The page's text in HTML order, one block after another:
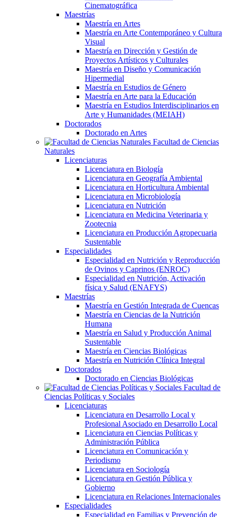
Cinematográfica
Maestrías
Maestría en Artes
Maestría en Arte Contemporáneo y Cultura
Visual
Maestría en Dirección y Gestión de
Proyectos Artísticos y Culturales
Maestría en Diseño y Comunicación
Hipermedial
Maestría en Estudios de Género
Maestría en Arte para la Educación
Maestría en Estudios Interdisciplinarios en
Arte y Humanidades (MEIAH)
Doctorados
Doctorado en Artes
Facultad de Ciencias
Naturales
Licenciaturas
Licenciatura en Biología
Licenciatura en Geografía Ambiental
Licenciatura en Horticultura Ambiental
Licenciatura en Microbiología
Licenciatura en Nutrición
Licenciatura en Medicina Veterinaria y
Zootecnia
Licenciatura en Producción Agropecuaria
Sustentable
Especialidades
Especialidad en Nutrición y Reproducción
de Ovinos y Caprinos (ENROC)
Especialidad en Nutrición, Activación
física y Salud (ENAFYS)
Maestrías
Maestría en Gestión Integrada de Cuencas
Maestría en Ciencias de la Nutrición
Humana
Maestría en Salud y Producción Animal
Sustentable
Maestría en Ciencias Biológicas
Maestría en Nutrición Clínica Integral
Doctorados
Doctorado en Ciencias Biológicas
Facultad de
Ciencias Políticas y Sociales
Licenciaturas
Licenciatura en Desarrollo Local y
Profesional Asociado en Desarrollo Local
Licenciatura en Ciencias Políticas y
Administración Pública
Licenciatura en Comunicación y
Periodismo
Licenciatura en Sociología
Licenciatura en Gestión Pública y
Gobierno
Licenciatura en Relaciones Internacionales
Especialidades
Especialidad en Familias y Prevención de